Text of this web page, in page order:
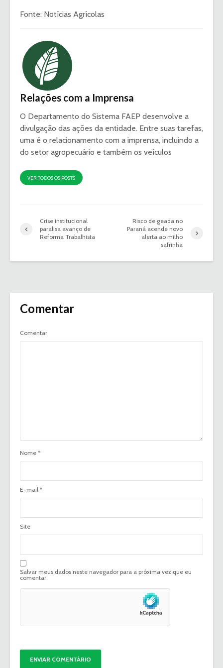
Fonte: Notícias Agrícolas
Relações com a Imprensa
O Departamento do Sistema FAEP desenvolve a
divulgação das ações da entidade. Entre suas tarefas,
uma é o relacionamento com a imprensa, incluindo a
do setor agropecuário e também os veículos
VER TODOS OS POSTS
Crise institucional
paralisa avanço de
Reforma Trabalhista
Risco de geada no
Paraná acende novo
alerta ao milho
safrinha
Comentar
Comentar
Nome *
E-mail *
Site
Salvar meus dados neste navegador para a próxima vez que eu
comentar.